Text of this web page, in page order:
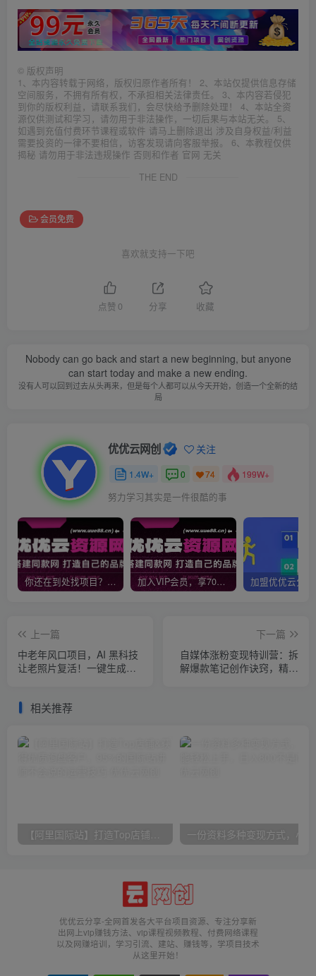
© 版权声明
1、本内容转载于网络，版权归原作者所有！ 2、本站仅提供信息存储
空间服务，不拥有所有权，不承担相关法律责任。 3、本内容若侵犯
到你的版权利益，请联系我们，会尽快给予删除处理！ 4、本站全资
源仅供测试和学习，请勿用于非法操作，一切后果与本站无关。 5、
如遇到充值付费环节课程或软件 请马上删除退出 涉及自身权益/利益
需要投资的一律不要相信，访客发现请向客服举报。 6、本教程仅供
揭秘 请勿用于非法违规操作 否则和作者 官网 无关
THE END
会员免费
喜欢就支持一下吧
点赞 0 分享 收藏
Nobody can go back and start a new beginning, but anyone
can start today and make a new ending.
没有人可以回到过去从头再来，但是每个人都可以从今天开始，创造一个全新的结
局
优优云网创 关注
1.4W+ 0 74 199W+
努力学习其实是一件很酷的事
你还在到处找项目？还在当韭菜？我靠网创资源站一个月收入5万+，曾经我也是个失败者。 加入VIP会员，享70%的推广提成，免费学习多种网上创业课程，菜鸟秒变大神！
上一篇
中老年风口项目，AI 黑科技
让老照片复活！一键生成完
下一篇
自媒体涨粉变现特训营：拆
解爆款笔记创作诀窍，精通
相关推荐
【阿里国际站】打造Top店铺&获得优质询盘客户，​95%的国际站讲师不会说的运营技巧
优优云分享-全网首发各大平台项目资源、专注分享新
出网上vip赚钱方法、vip课程视频教程、付费网络课程
以及网赚培训，学习引流、建站、赚钱等，学项目技术
从这里开始！